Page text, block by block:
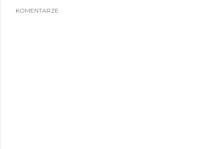
KOMENTARZE